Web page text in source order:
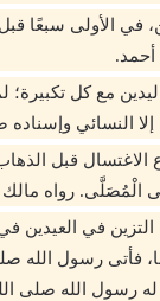
في الأولى سبعًا
أحمد.
مع كل تكبيرة؛
النسائي
الاغتسال قبل
الْمُصَلَّى. رواه
التزين في العيدين
فأتى رسول الله
له رسول الله صلى